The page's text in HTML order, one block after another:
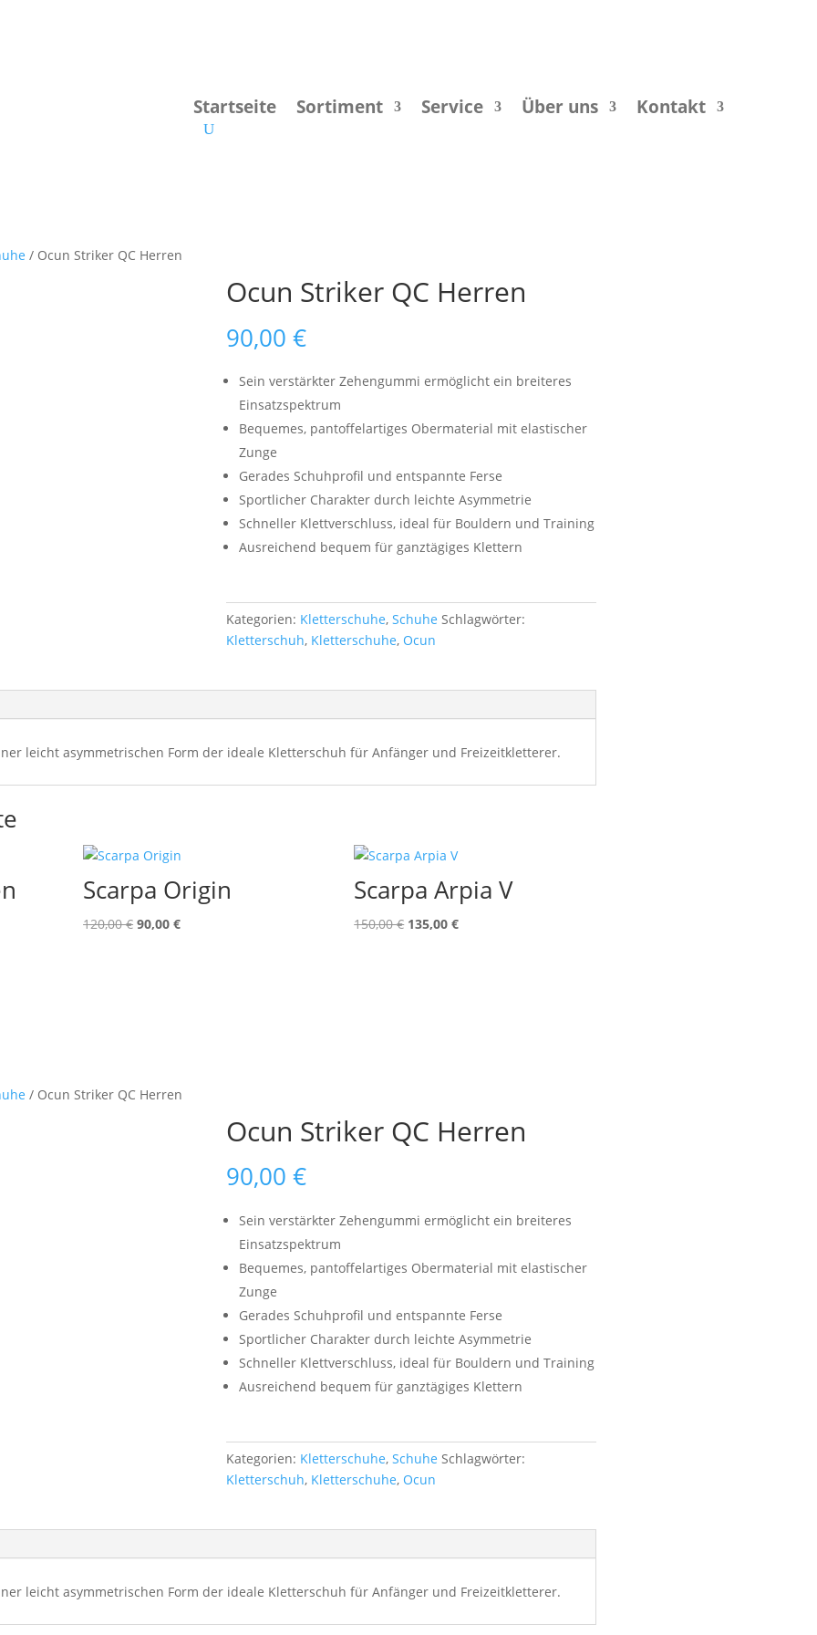
Startseite Sortiment Service Über uns Kontakt
/ Ocun Striker QC Herren
Ocun Striker QC Herren
90,00 €
Sein verstärkter Zehengummi ermöglicht ein breiteres
Einsatzspektrum
Bequemes, pantoffelartiges Obermaterial mit elastischer
Zunge
Gerades Schuhprofil und entspannte Ferse
Sportlicher Charakter durch leichte Asymmetrie
Schneller Klettverschluss, ideal für Bouldern und Training
Ausreichend bequem für ganztägiges Klettern
Kategorien: Kletterschuhe, Schuhe Schlagwörter:
Kletterschuh, Kletterschuhe, Ocun
leicht asymmetrischen Form der ideale Kletterschuh für Anfänger und Freizeitkletterer.
Scarpa Origin
120,00€ Ursprünglicher
90,00€Aktueller
Scarpa Arpia V
150,00€ Ursprünglicher
135,00€Aktueller
/ Ocun Striker QC Herren
Ocun Striker QC Herren
90,00 €
Sein verstärkter Zehengummi ermöglicht ein breiteres
Einsatzspektrum
Bequemes, pantoffelartiges Obermaterial mit elastischer
Zunge
Gerades Schuhprofil und entspannte Ferse
Sportlicher Charakter durch leichte Asymmetrie
Schneller Klettverschluss, ideal für Bouldern und Training
Ausreichend bequem für ganztägiges Klettern
Kategorien: Kletterschuhe, Schuhe Schlagwörter:
Kletterschuh, Kletterschuhe, Ocun
leicht asymmetrischen Form der ideale Kletterschuh für Anfänger und Freizeitkletterer.